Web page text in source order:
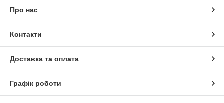
Про нас
Контакти
Доставка та оплата
Графік роботи